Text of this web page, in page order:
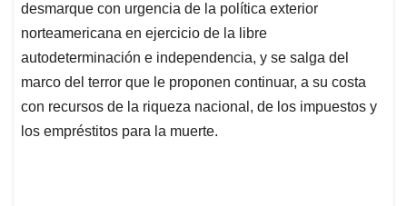
desmarque con urgencia de la política exterior
norteamericana en ejercicio de la libre
autodeterminación e independencia, y se salga del
marco del terror que le proponen continuar, a su costa
con recursos de la riqueza nacional, de los impuestos y
los empréstitos para la muerte.